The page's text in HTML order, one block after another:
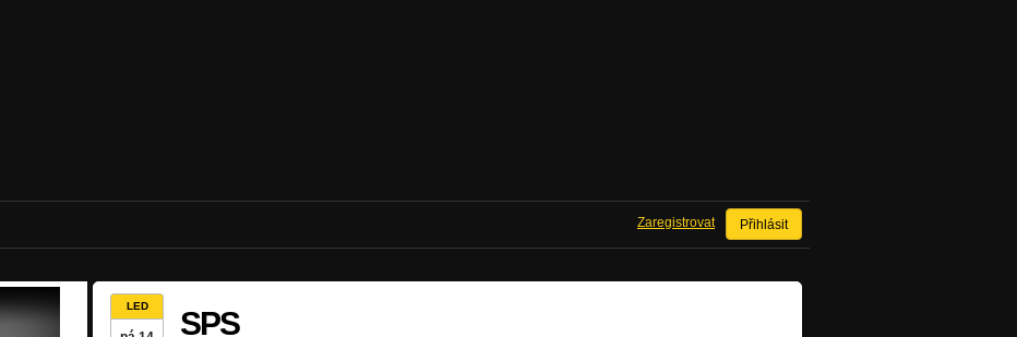
Přihlásit
Zaregistrovat
LED SPS